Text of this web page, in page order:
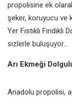
propolisine ek
şeker, koruyucu ve
Yer Fıstıklı
sizlerle buluşuyor…
Arı Ekmeği
Anadolu propolisi,